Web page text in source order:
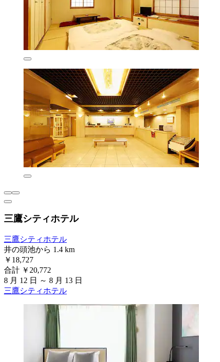
三鷹シティホテル
三鷹シティホテル
井の頭池から 1.4 km
￥18,727
合計 ￥20,772
8 月 12 日 ～ 8 月 13 日
三鷹シティホテル